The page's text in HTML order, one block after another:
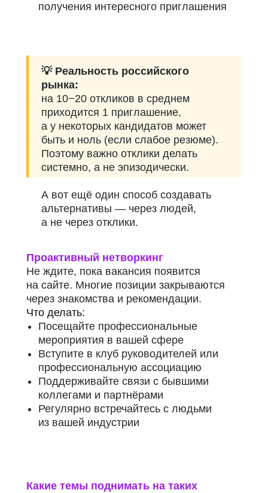
получения интересного приглашения
💡 Реальность российского
рынка:
на 10−20 откликов в среднем
приходится 1 приглашение,
а у некоторых кандидатов может
быть и ноль (если слабое резюме).
Поэтому важно отклики делать
системно, а не эпизодически.
А вот ещё один способ создавать
альтернативы — через людей,
а не через отклики.
Проактивный нетворкинг
Не ждите, пока вакансия появится
на сайте. Многие позиции закрываются
через знакомства и рекомендации.
Что делать:
Посещайте профессиональные
мероприятия в вашей сфере
Вступите в клуб руководителей или
профессиональную ассоциацию
Поддерживайте связи с бывшими
коллегами и партнёрами
Регулярно встречайтесь с людьми
из вашей индустрии
Какие темы поднимать на таких